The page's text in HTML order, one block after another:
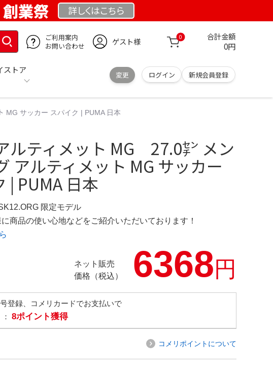
業祭 詳しくはこちら
ご利用案内
お問い合わせ
ゲスト様 0 合計金額
0円
ストア
変更 ログイン 新規会員登録
サッカー スパイク | PUMA 日本
ルティメット MG 27.0㌢ メン
アルティメット MG サッカー
| PUMA 日本
限定モデル
商品の使い心地などをご紹介いただいております！
ネット販売
価格（税込）
6368円
登録、コメリカードでお支払いで
8ポイント獲得
コメリポイントについて